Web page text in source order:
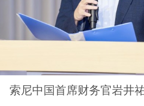
索尼中国首席财务官岩井